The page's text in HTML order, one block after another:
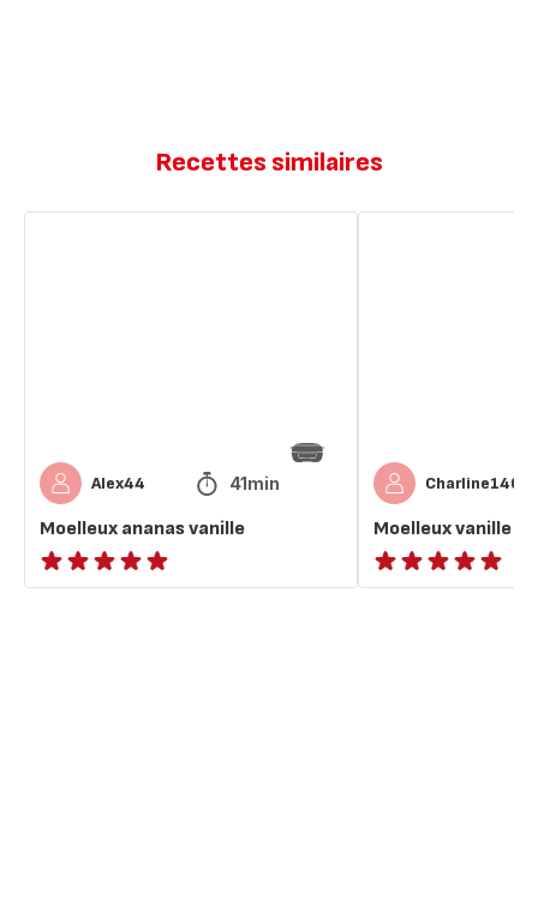
Recettes similaires
Alex44 41min
Moelleux ananas vanille
ratings.NaN
Charline1401
Moelleux vanille
ratings.NaN